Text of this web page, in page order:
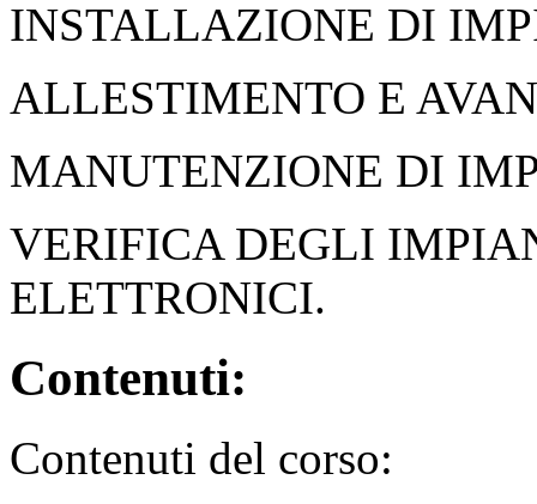
INSTALLAZIONE DI
ALLESTIMENTO E
MANUTENZIONE DI
VERIFICA DEGLI
ELETTRONICI.
Contenuti:
Contenuti del corso: